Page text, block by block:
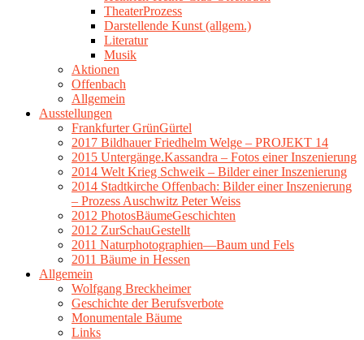
TheaterProzess
Darstellende Kunst (allgem.)
Literatur
Musik
Aktionen
Offenbach
Allgemein
Ausstellungen
Frankfurter GrünGürtel
2017 Bildhauer Friedhelm Welge – PROJEKT 14
2015 Untergänge.Kassandra – Fotos einer Inszenierung
2014 Welt Krieg Schweik – Bilder einer Inszenierung
2014 Stadtkirche Offenbach: Bilder einer Inszenierung
– Prozess Auschwitz Peter Weiss
2012 PhotosBäumeGeschichten
2012 ZurSchauGestellt
2011 Naturphotographien—Baum und Fels
2011 Bäume in Hessen
Allgemein
Wolfgang Breckheimer
Geschichte der Berufsverbote
Monumentale Bäume
Links